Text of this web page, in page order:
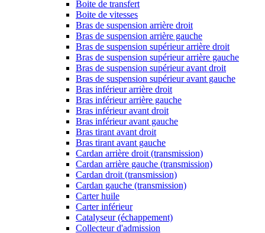
Boite de transfert
Boite de vitesses
Bras de suspension arrière droit
Bras de suspension arrière gauche
Bras de suspension supérieur arrière droit
Bras de suspension supérieur arrière gauche
Bras de suspension supérieur avant droit
Bras de suspension supérieur avant gauche
Bras inférieur arrière droit
Bras inférieur arrière gauche
Bras inférieur avant droit
Bras inférieur avant gauche
Bras tirant avant droit
Bras tirant avant gauche
Cardan arrière droit (transmission)
Cardan arrière gauche (transmission)
Cardan droit (transmission)
Cardan gauche (transmission)
Carter huile
Carter inférieur
Catalyseur (échappement)
Collecteur d'admission